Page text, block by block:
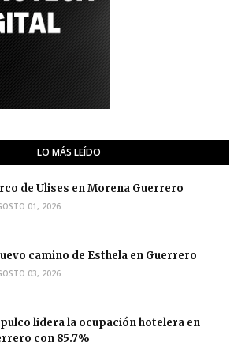
LO MÁS LEÍDO
de Ulises en Morena Guerrero
01, 2026
camino de Esthela en Guerrero
03, 2026
lidera la ocupación hotelera en
con 85.7%